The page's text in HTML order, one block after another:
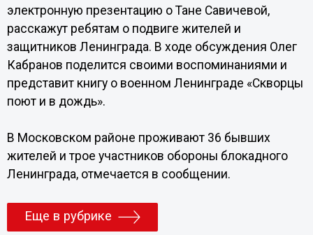
электронную презентацию о Тане Савичевой,
расскажут ребятам о подвиге жителей и
защитников Ленинграда. В ходе обсуждения Олег
Кабранов поделится своими воспоминаниями и
представит книгу о военном Ленинграде «Скворцы
поют и в дождь».
В Московском районе проживают 36 бывших
жителей и трое участников обороны блокадного
Ленинграда, отмечается в сообщении.
Еще в рубрике